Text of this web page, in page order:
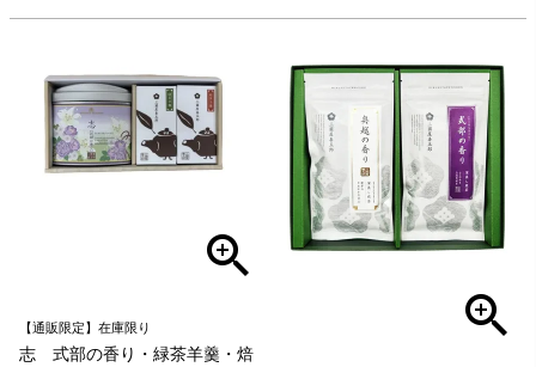
【通販限定】在庫限り
志 式部の香り・緑茶羊羹・焙